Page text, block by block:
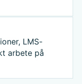
LMS-
arbete på